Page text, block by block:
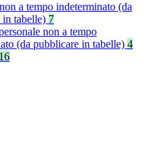
a tempo indeterminato (da
in tabelle) 7
non a tempo
(da pubblicare in tabelle) 4
16